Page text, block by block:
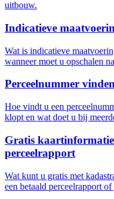
uitbouw.
Indicatieve
Wat is indicatieve
wanneer moet u opschalen
Perceelnummer
Hoe vindt u een
klopt en wat doet u bij
Gratis
perceelrapport
Wat kunt u gratis met
een betaald perceelrapport